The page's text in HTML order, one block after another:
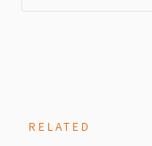
RELATED